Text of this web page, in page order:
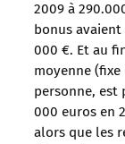
2009 à
bonus avaient
000 €. Et au
moyenne
personne, est
000 euros en
alors que les